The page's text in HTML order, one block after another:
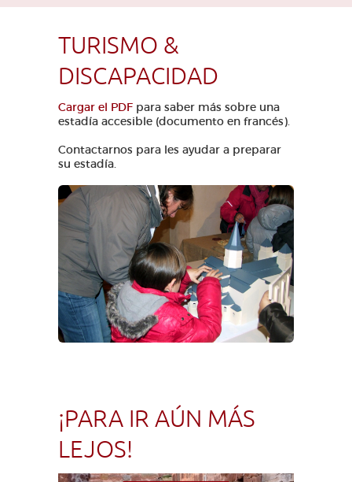
TURISMO &
DISCAPACIDAD
Cargar el PDF para saber más sobre una
estadía accesible (documento en francés).
Contactarnos para les ayudar a preparar
su estadía.
¡PARA IR AÚN MÁS
LEJOS!